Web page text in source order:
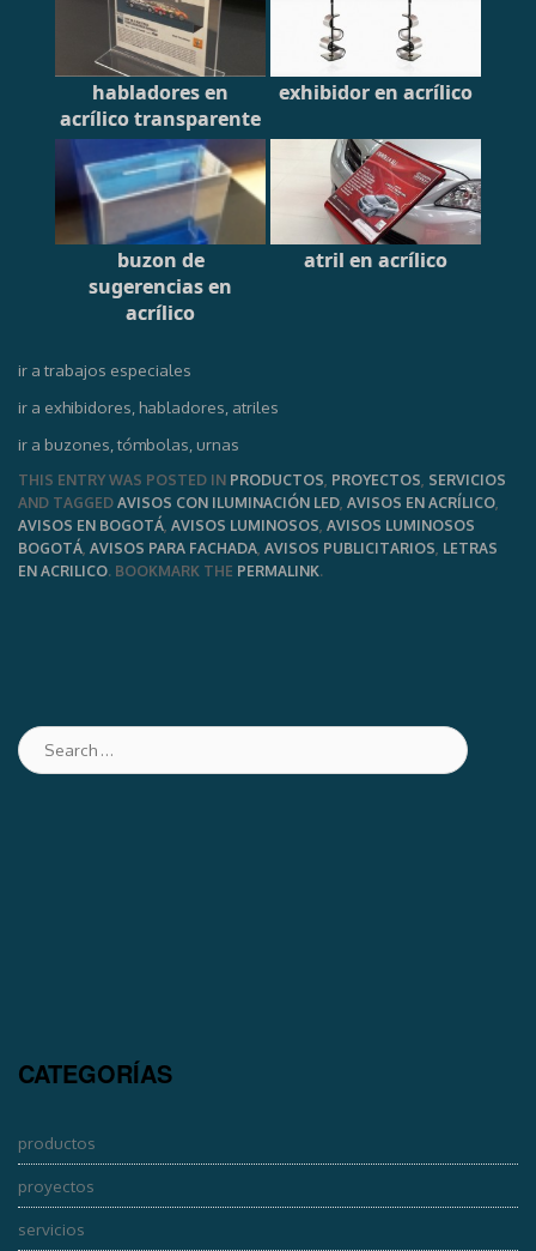
habladores en
acrílico transparente
exhibidor en acrílico
buzon de
sugerencias en
acrílico
atril en acrílico
ir a trabajos especiales
ir a exhibidores, habladores, atriles
ir a buzones, tómbolas, urnas
THIS ENTRY WAS POSTED IN PRODUCTOS PROYECTOS SERVICIOS
AND TAGGED AVISOS CON ILUMINACIÓN LED AVISOS EN ACRÍLICO
AVISOS EN BOGOTÁ AVISOS LUMINOSOS AVISOS LUMINOSOS
BOGOTÁ AVISOS PARA FACHADA AVISOS PUBLICITARIOS LETRAS
EN ACRILICO. BOOKMARK THE PERMALINK.
CATEGORÍAS
productos
proyectos
servicios